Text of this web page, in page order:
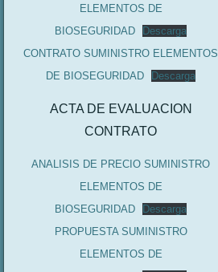
ELEMENTOS DE
BIOSEGURIDAD
Descarga
CONTRATO SUMINISTRO ELEMENTOS
DE BIOSEGURIDAD
Descarga
ACTA DE EVALUACION
CONTRATO
ANALISIS DE PRECIO SUMINISTRO
ELEMENTOS DE
BIOSEGURIDAD
Descarga
PROPUESTA SUMINISTRO
ELEMENTOS DE